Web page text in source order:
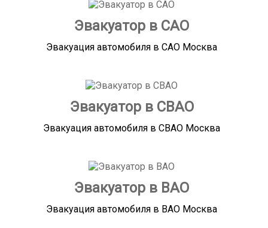
Эвакуатор в САО
Эвакуация автомобиля в САО Москва
Эвакуатор в СВАО
Эвакуация автомобиля в СВАО Москва
Эвакуатор в ВАО
Эвакуация автомобиля в ВАО Москва